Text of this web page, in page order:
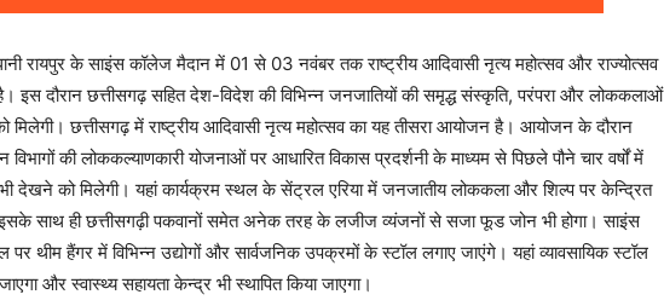
रायपुर के साइंस कॉलेज मैदान में 01 से 03 नवंबर तक राष्ट्रीय आदिवासी नृत्य महोत्सव और राज्योत्सव
इस दौरान छत्तीसगढ़ सहित देश-विदेश की विभिन्न जनजातियों की समृद्ध संस्कृति, परंपरा और लोककलाओं
छत्तीसगढ़ में राष्ट्रीय आदिवासी नृत्य महोत्सव का यह तीसरा आयोजन है। आयोजन के दौरान
विभागों की लोककल्याणकारी योजनाओं पर आधारित विकास प्रदर्शनी के माध्यम से पिछले पौने चार वर्षों में
भी देखने को मिलेगी। यहां कार्यक्रम स्थल के सेंट्रल एरिया में जनजातीय लोककला और शिल्प पर केन्द्रित
इसके साथ ही छत्तीसगढ़ी पकवानों समेत अनेक तरह के लजीज व्यंजनों से सजा फूड जोन भी होगा। साइंस
थीम हैंगर में विभिन्न उद्योगों और सार्वजनिक उपक्रमों के स्टॉल लगाए जाएंगे। यहां व्यावसायिक स्टॉल
और स्वास्थ्य सहायता केन्द्र भी स्थापित किया जाएगा।